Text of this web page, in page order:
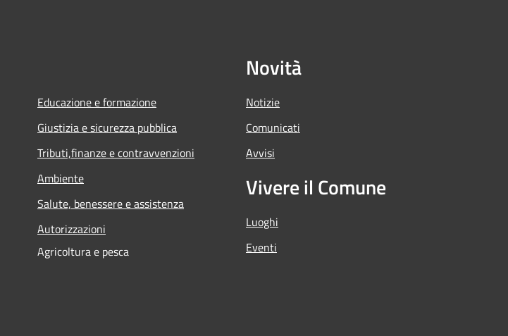
Educazione e formazione
Giustizia e sicurezza pubblica
Tributi,finanze e contravvenzioni
Ambiente
Salute, benessere e assistenza
Autorizzazioni
Agricoltura e pesca
Novità
Notizie
Comunicati
Avvisi
Vivere il Comune
Luoghi
Eventi